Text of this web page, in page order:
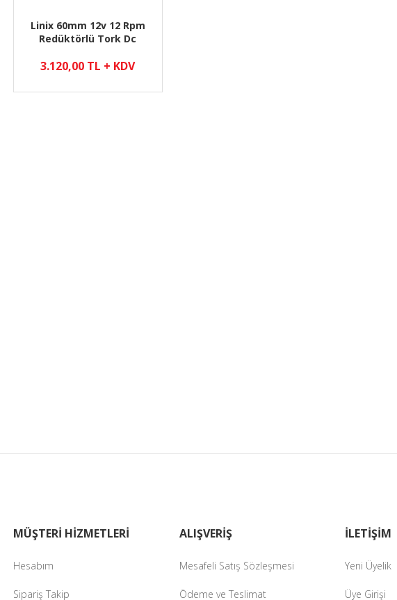
Linix 60mm 12v 12 Rpm
Redüktörlü Tork Dc
3.120,00 TL + KDV
MÜŞTERİ HİZMETLERİ
Hesabım
Sipariş Takip
ALIŞVERİŞ
Mesafeli Satış Sözleşmesi
Ödeme ve Teslimat
İLETİŞİM
Yeni Üyelik
Üye Girişi